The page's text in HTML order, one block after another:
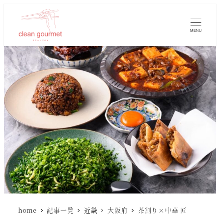
MENU
home 記事一覧 近畿 大阪府 茶割り×中華 匠